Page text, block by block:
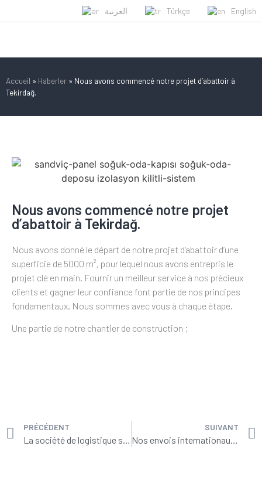
العربية Türkçe English
Accueil » Haberler » Nous avons commencé notre projet d’abattoir à
Tekirdağ.
Nous avons commencé notre projet
d’abattoir à Tekirdağ.
Nous avons donné le départ de notre projet d’abattoir d’une
superficie de 5000 m², pour lequel nous avons entrepris le
projet clé en main. Fournir un meilleur service à nos précieux
clients et gagner leur confiance font partie de nos principes
fondamentaux. Nous sommes avec vous à chaque étape.
Une partie de notre chantier de construction ;
PRÉCÉDENT SUIVANT